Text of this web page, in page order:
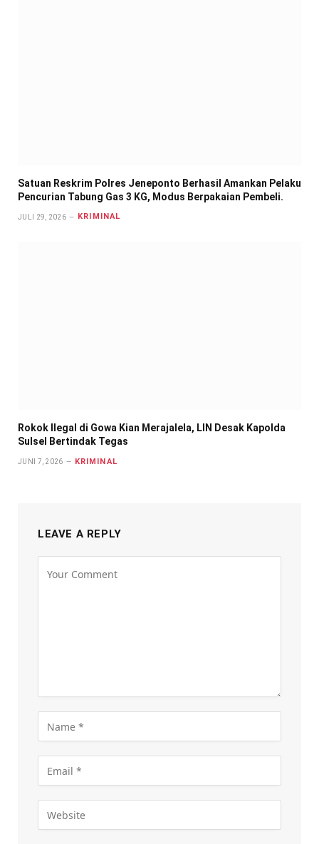
Satuan Reskrim Polres Jeneponto Berhasil Amankan Pelaku
Pencurian Tabung Gas 3 KG, Modus Berpakaian Pembeli.
JULI 29, 2026 KRIMINAL
Rokok Ilegal di Gowa Kian Merajalela, LIN Desak Kapolda
Sulsel Bertindak Tegas
JUNI 7, 2026 KRIMINAL
LEAVE A REPLY